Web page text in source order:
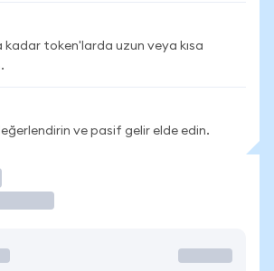
kadar token'larda uzun veya kısa
ve pasif gelir elde edin.